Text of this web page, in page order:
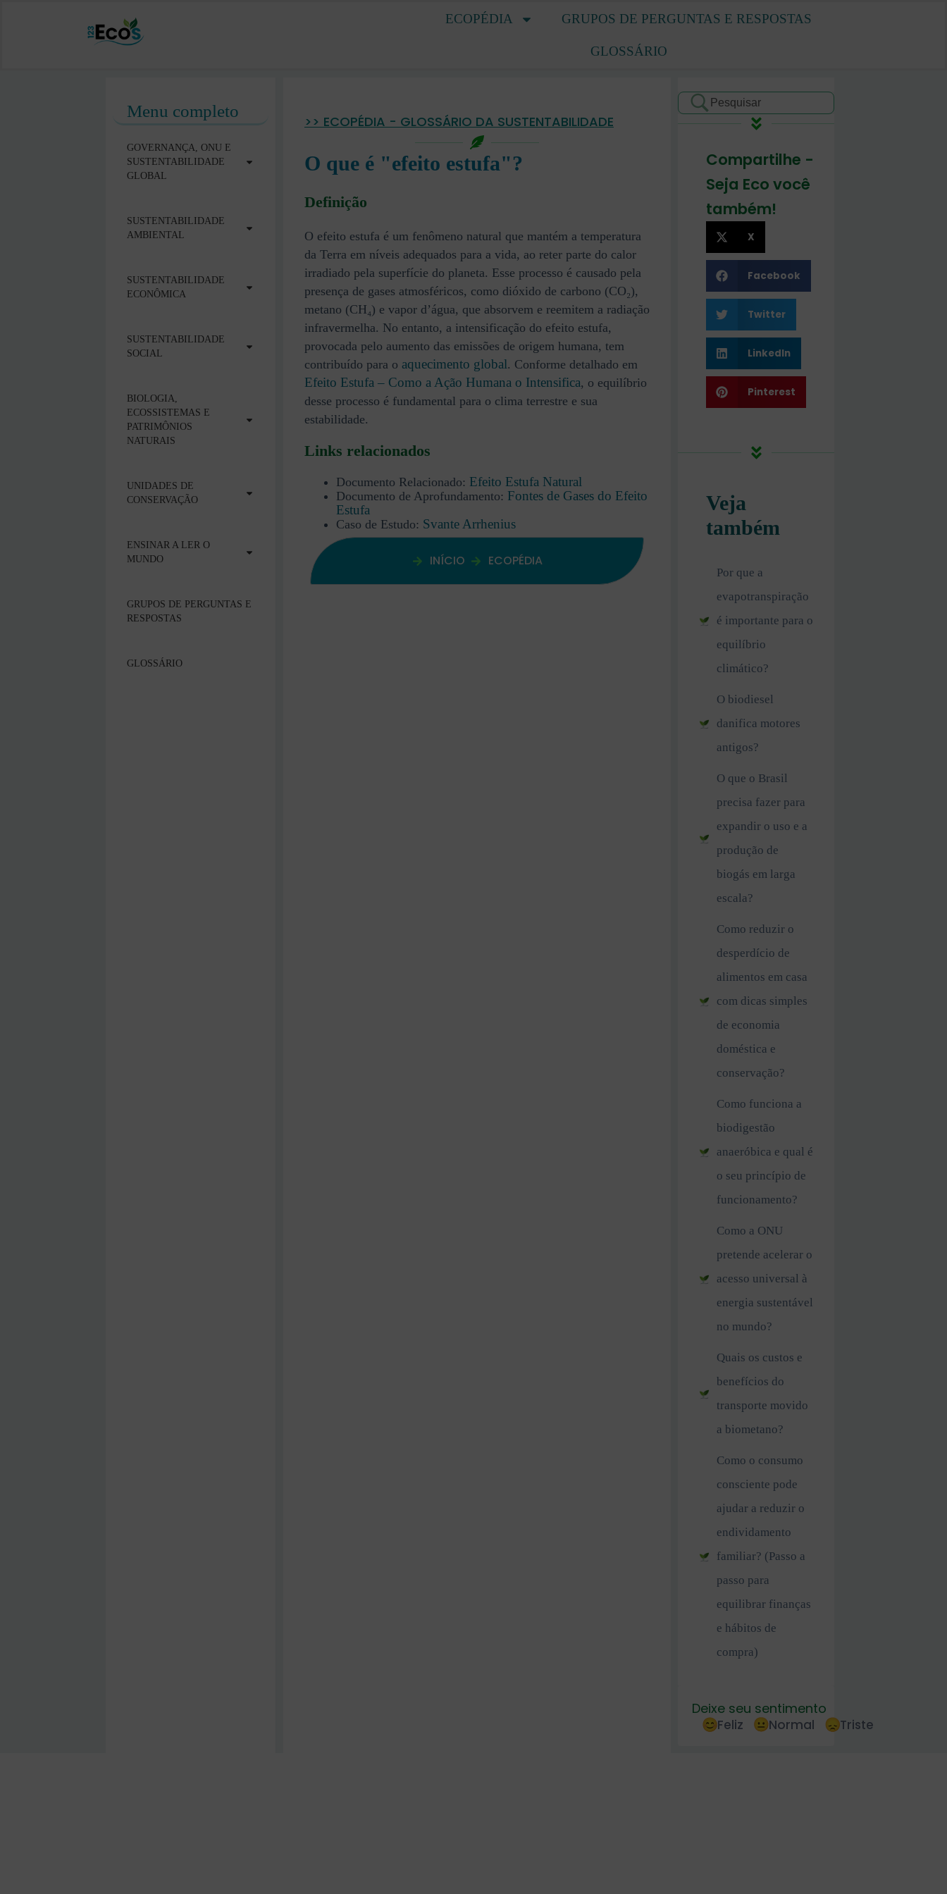
ECOPÉDIA GRUPOS DE PERGUNTAS E RESPOSTAS
GLOSSÁRIO
Menu completo
GOVERNANÇA, ONU E
SUSTENTABILIDADE
GLOBAL
SUSTENTABILIDADE
AMBIENTAL
SUSTENTABILIDADE
ECONÔMICA
SUSTENTABILIDADE
SOCIAL
BIOLOGIA,
ECOSSISTEMAS E
PATRIMÔNIOS
NATURAIS
UNIDADES DE
CONSERVAÇÃO
ENSINAR A LER O
MUNDO
GRUPOS DE PERGUNTAS E
RESPOSTAS
GLOSSÁRIO
>> ECOPÉDIA - GLOSSÁRIO DA SUSTENTABILIDADE
O que é "efeito estufa"?
Definição
O efeito estufa é um fenômeno natural que mantém a temperatura
da Terra em níveis adequados para a vida, ao reter parte do calor
irradiado pela superfície do planeta. Esse processo é causado pela
presença de gases atmosféricos, como dióxido de carbono (CO₂),
metano (CH₄) e vapor d’água, que absorvem e reemitem a radiação
infravermelha. No entanto, a intensificação do efeito estufa,
provocada pelo aumento das emissões de origem humana, tem
contribuído para o aquecimento global. Conforme detalhado em
Efeito Estufa – Como a Ação Humana o Intensifica, o equilíbrio
desse processo é fundamental para o clima terrestre e sua
estabilidade.
Links relacionados
Documento Relacionado: Efeito Estufa Natural
Documento de Aprofundamento: Fontes de Gases do Efeito
Estufa
Caso de Estudo: Svante Arrhenius
INÍCIO ECOPÉDIA
Compartilhe -
Seja Eco você
também!
X
Facebook
Twitter
LinkedIn
Pinterest
Veja
também
Por que a
evapotranspiração
é importante para o
equilíbrio
climático?
O biodiesel
danifica motores
antigos?
O que o Brasil
precisa fazer para
expandir o uso e a
produção de
biogás em larga
escala?
Como reduzir o
desperdício de
alimentos em casa
com dicas simples
de economia
doméstica e
conservação?
Como funciona a
biodigestão
anaeróbica e qual é
o seu princípio de
funcionamento?
Como a ONU
pretende acelerar o
acesso universal à
energia sustentável
no mundo?
Quais os custos e
benefícios do
transporte movido
a biometano?
Como o consumo
consciente pode
ajudar a reduzir o
endividamento
familiar? (Passo a
passo para
equilibrar finanças
e hábitos de
compra)
Deixe seu sentimento
Feliz Normal Triste